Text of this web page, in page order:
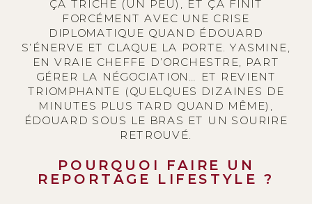
ÇA TRICHE (UN PEU), ET ÇA FINIT
FORCÉMENT AVEC UNE CRISE
DIPLOMATIQUE QUAND ÉDOUARD
S’ÉNERVE ET CLAQUE LA PORTE. YASMINE,
EN VRAIE CHEFFE D’ORCHESTRE, PART
GÉRER LA NÉGOCIATION… ET REVIENT
TRIOMPHANTE (QUELQUES DIZAINES DE
MINUTES PLUS TARD QUAND MÊME),
ÉDOUARD SOUS LE BRAS ET UN SOURIRE
RETROUVÉ.
POURQUOI FAIRE UN
REPORTAGE LIFESTYLE ?